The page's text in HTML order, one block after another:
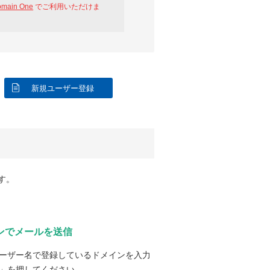
One でご利用いただけま
新規ユーザー登録
でメールを送信
ザー名で登録しているドメインを入力